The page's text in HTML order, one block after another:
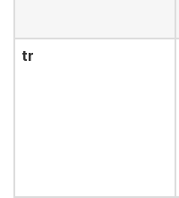
tr